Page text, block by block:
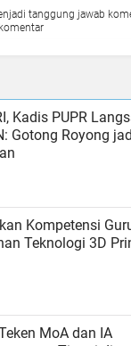
tanggung jawab
Kadis PUPR
Gotong Royong
Kompetensi
Teknologi 3D
MoA dan IA